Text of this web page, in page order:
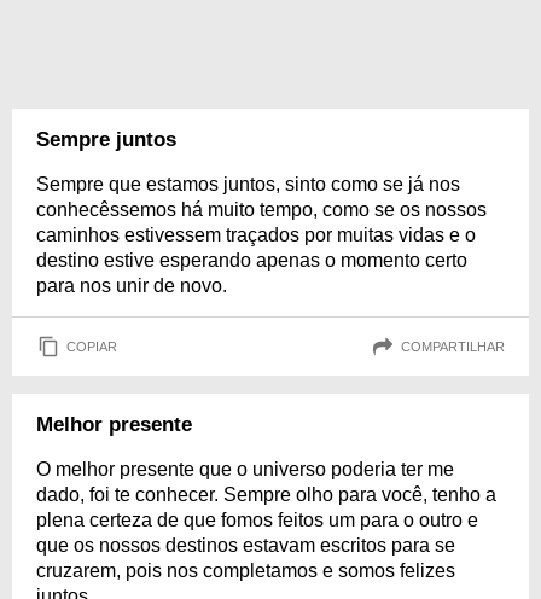
Sempre juntos
Sempre que estamos juntos, sinto como se já nos
conhecêssemos há muito tempo, como se os nossos
caminhos estivessem traçados por muitas vidas e o
destino estive esperando apenas o momento certo
para nos unir de novo.
COPIAR COMPARTILHAR
Melhor presente
O melhor presente que o universo poderia ter me
dado, foi te conhecer. Sempre olho para você, tenho a
plena certeza de que fomos feitos um para o outro e
que os nossos destinos estavam escritos para se
cruzarem, pois nos completamos e somos felizes